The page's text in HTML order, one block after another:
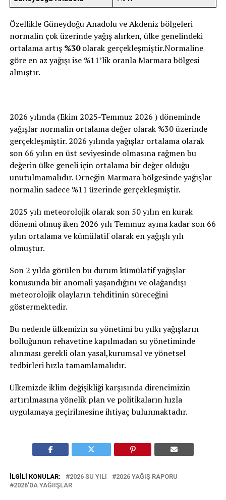
Özellikle Güneydoğu Anadolu ve Akdeniz bölgeleri
normalin çok üzerinde yağış alırken, ülke genelindeki
ortalama artış %30olarak gerçekleşmiştir.Normaline
göre en az yağışı ise %11’lik oranla Marmara bölgesi
almıştır.
2026 yılında (Ekim 2025-Temmuz 2026 ) döneminde
yağışlar normalin ortalama değer olarak %30 üzerinde
gerçekleşmiştir. 2026 yılında yağışlar ortalama olarak
son 66 yılın en üst seviyesinde olmasına rağmen bu
değerin ülke geneli için ortalama bir değer olduğu
unutulmamalıdır. Örneğin Marmara bölgesinde yağışlar
normalin sadece %11 üzerinde gerçekleşmiştir.
2025 yılı meteorolojik olarak son 50 yılın en kurak
dönemi olmuş iken 2026 yılı Temmuz ayına kadar son 66
yılın ortalama ve kümülatif olarak en yağışlı yılı
olmuştur.
Son 2 yılda görülen bu durum kümülatif yağışlar
konusunda bir anomali yaşandığını ve olağandışı
meteorolojik olayların tehditinin süreceğini
göstermektedir.
Bu nedenle ülkemizin su yönetimi bu yılkı yağışların
bolluğunun rehavetine kapılmadan su yönetiminde
alınması gerekli olan yasal,kurumsal ve yönetsel
tedbirleri hızla tamamlamalıdır.
Ülkemizde iklim değişikliği karşısında direncimizin
artırılmasına yönelik plan ve politikaların hızla
uygulamaya geçirilmesine ihtiyaç bulunmaktadır.
İLGILI KONULAR: 2026 SU YILI
2026 YAĞIŞ RAPORU
2026'DA YAĞIIŞLAR